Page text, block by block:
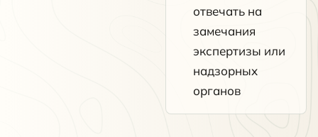
отвечать на
замечания
экспертизы или
надзорных
органов